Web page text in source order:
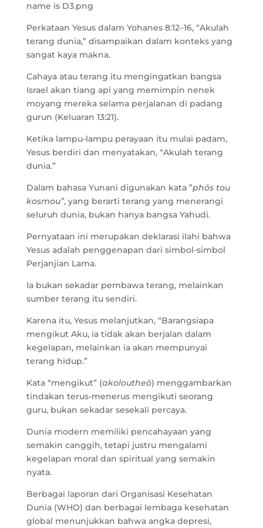
Perkataan Yesus dalam Yohanes 8:12–16, “Akulah
terang dunia,” disampaikan dalam konteks yang
sangat kaya makna.
Cahaya atau terang itu mengingatkan bangsa
Israel akan tiang api yang memimpin nenek
moyang mereka selama perjalanan di padang
gurun (Keluaran 13:21).
Ketika lampu-lampu perayaan itu mulai padam,
Yesus berdiri dan menyatakan, “Akulah terang
dunia.”
Dalam bahasa Yunani digunakan kata ”phōs tou
kosmou”, yang berarti terang yang menerangi
seluruh dunia, bukan hanya bangsa Yahudi.
Pernyataan ini merupakan deklarasi ilahi bahwa
Yesus adalah penggenapan dari simbol-simbol
Perjanjian Lama.
Ia bukan sekadar pembawa terang, melainkan
sumber terang itu sendiri.
Karena itu, Yesus melanjutkan, “Barangsiapa
mengikut Aku, ia tidak akan berjalan dalam
kegelapan, melainkan ia akan mempunyai
terang hidup.”
Kata “mengikut” (akoloutheō) menggambarkan
tindakan terus-menerus mengikuti seorang
guru, bukan sekadar sesekali percaya.
Dunia modern memiliki pencahayaan yang
semakin canggih, tetapi justru mengalami
kegelapan moral dan spiritual yang semakin
nyata.
Berbagai laporan dari Organisasi Kesehatan
Dunia (WHO) dan berbagai lembaga kesehatan
global menunjukkan bahwa angka depresi,